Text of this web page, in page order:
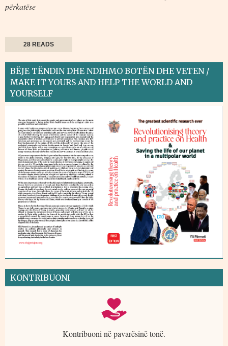
përkatëse
28 READS
BËJE TËNDIN DHE NDIHMO BOTËN DHE VETEN /
MAKE IT YOURS AND HELP THE WORLD AND
YOURSELF
KONTRIBUONI
Kontribuoni në pavarësinë tonë.